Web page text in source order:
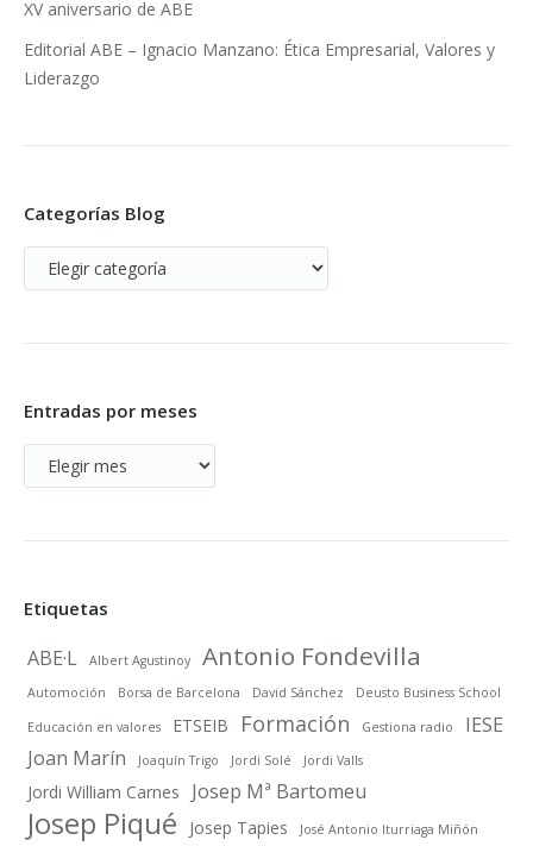
XV aniversario de ABE
Editorial ABE – Ignacio Manzano: Ética Empresarial, Valores y
Liderazgo
Categorías Blog
Categorías
Blog
Entradas por meses
Entradas
por
Etiquetas
ABE·L Albert Agustinoy Antonio Fondevilla
Automoción Borsa de Barcelona David Sánchez Deusto Business School
Educación en valores ETSEIB Formación Gestiona radio
IESE
Joan Marín
Joaquín Trigo Jordi Solé Jordi Valls
Jordi William Carnes Josep Mª Bartomeu
Josep Piqué Josep Tapies José Antonio Iturriaga Miñón